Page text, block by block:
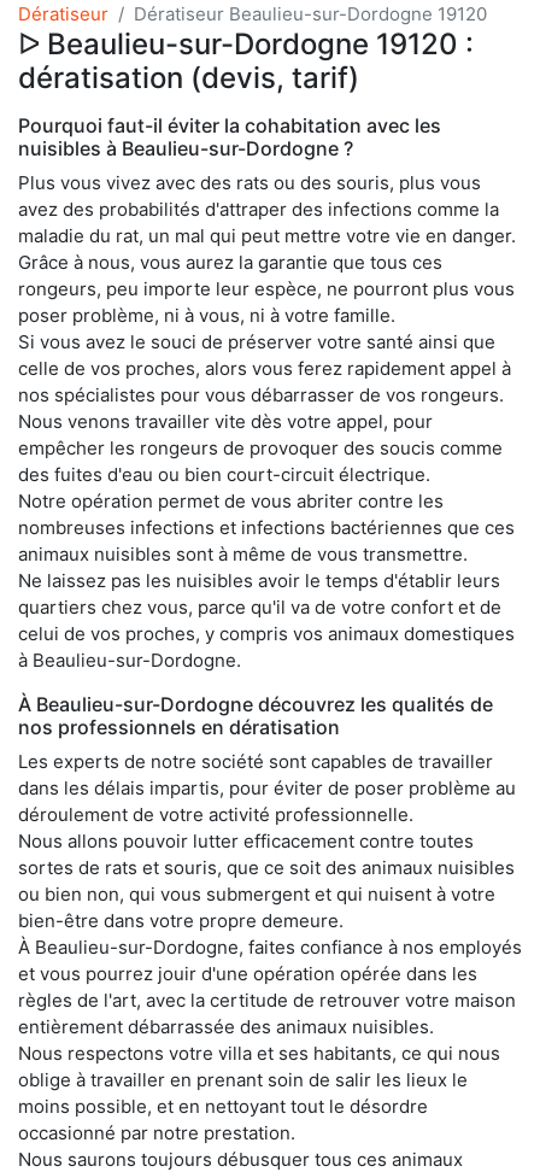
Dératiseur Dératiseur Beaulieu-sur-Dordogne 19120
ᐅ Beaulieu-sur-Dordogne 19120 :
dératisation (devis, tarif)
Pourquoi faut-il éviter la cohabitation avec les
nuisibles à Beaulieu-sur-Dordogne ?
Plus vous vivez avec des rats ou des souris, plus vous
avez des probabilités d'attraper des infections comme la
maladie du rat, un mal qui peut mettre votre vie en danger.
Grâce à nous, vous aurez la garantie que tous ces
rongeurs, peu importe leur espèce, ne pourront plus vous
poser problème, ni à vous, ni à votre famille.
Si vous avez le souci de préserver votre santé ainsi que
celle de vos proches, alors vous ferez rapidement appel à
nos spécialistes pour vous débarrasser de vos rongeurs.
Nous venons travailler vite dès votre appel, pour
empêcher les rongeurs de provoquer des soucis comme
des fuites d'eau ou bien court-circuit électrique.
Notre opération permet de vous abriter contre les
nombreuses infections et infections bactériennes que ces
animaux nuisibles sont à même de vous transmettre.
Ne laissez pas les nuisibles avoir le temps d'établir leurs
quartiers chez vous, parce qu'il va de votre confort et de
celui de vos proches, y compris vos animaux domestiques
à Beaulieu-sur-Dordogne.
À Beaulieu-sur-Dordogne découvrez les qualités de
nos professionnels en dératisation
Les experts de notre société sont capables de travailler
dans les délais impartis, pour éviter de poser problème au
déroulement de votre activité professionnelle.
Nous allons pouvoir lutter efficacement contre toutes
sortes de rats et souris, que ce soit des animaux nuisibles
ou bien non, qui vous submergent et qui nuisent à votre
bien-être dans votre propre demeure.
À Beaulieu-sur-Dordogne, faites confiance à nos employés
et vous pourrez jouir d'une opération opérée dans les
règles de l'art, avec la certitude de retrouver votre maison
entièrement débarrassée des animaux nuisibles.
Nous respectons votre villa et ses habitants, ce qui nous
oblige à travailler en prenant soin de salir les lieux le
moins possible, et en nettoyant tout le désordre
occasionné par notre prestation.
Nous saurons toujours débusquer tous ces animaux